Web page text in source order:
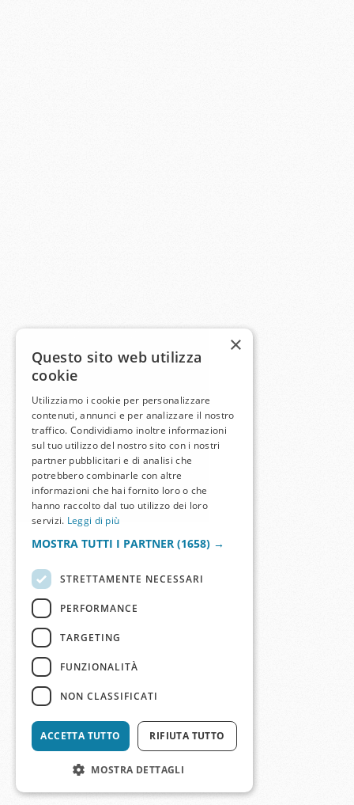
×
Questo sito web utilizza
cookie
Utilizziamo i cookie per personalizzare
contenuti, annunci e per analizzare il nostro
traffico. Condividiamo inoltre informazioni
sul tuo utilizzo del nostro sito con i nostri
partner pubblicitari e di analisi che
potrebbero combinarle con altre
informazioni che hai fornito loro o che
hanno raccolto dal tuo utilizzo dei loro
servizi. Leggi di più
MOSTRA TUTTI I PARTNER (1658) →
STRETTAMENTE NECESSARI
PERFORMANCE
TARGETING
FUNZIONALITÀ
NON CLASSIFICATI
ACCETTA TUTTO RIFIUTA TUTTO
MOSTRA DETTAGLI